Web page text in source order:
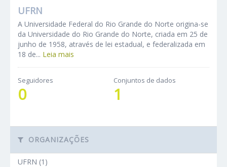
UFRN
A Universidade Federal do Rio Grande do Norte origina-se
da Universidade do Rio Grande do Norte, criada em 25 de
junho de 1958, através de lei estadual, e federalizada em
18 de... Leia mais
Seguidores
0
Conjuntos de dados
1
ORGANIZAÇÕES
UFRN (1)